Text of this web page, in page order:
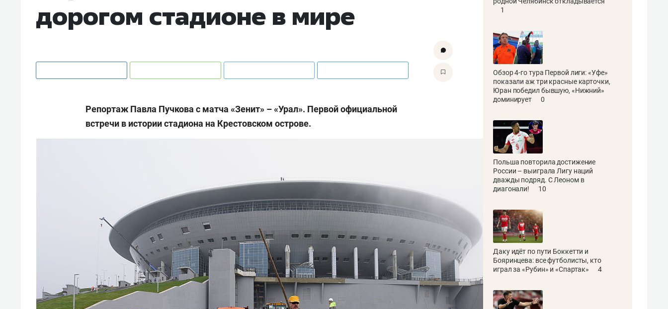
дорогом стадионе в мире
Репортаж Павла Пучкова с матча «Зенит» – «Урал». Первой официальной
встречи в истории стадиона на Крестовском острове.
1
Обзор 4-го тура Первой лиги: «Уфе»
показали аж три красные карточки,
Юран победил бывшую, «Нижний»
доминирует
0
Польша повторила достижение
России – выиграла Лигу наций
дважды подряд. С Леоном в
диагонали!
10
Даку идёт по пути Боккетти и
Бояринцева: все футболисты, кто
играл за «Рубин» и «Спартак»
4